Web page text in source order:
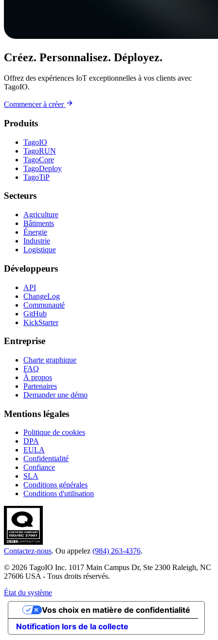
Créez. Personnalisez. Déployez.
Offrez des expériences IoT exceptionnelles à vos clients avec
TagoIO.
Commencer à créer
Produits
TagoIO
TagoRUN
TagoCore
TagoDeploy
TagoTiP
Secteurs
Agriculture
Bâtiments
Énergie
Industrie
Logistique
Développeurs
API
ChangeLog
Communauté
GitHub
KickStarter
Entreprise
Charte graphique
FAQ
À propos
Partenaires
Demander une démo
Mentions légales
Politique de cookies
DPA
EULA
Confidentialité
Confiance
SLA
Conditions générales
Conditions d'utilisation
Contactez-nous. Ou appelez (984) 263-4376.
© 2026 TagoIO Inc. 1017 Main Campus Dr, Ste 2300 Raleigh, NC
27606 USA - Tous droits réservés.
État du système
Notification lors de la collecte
Vos choix en matière de confidentialité